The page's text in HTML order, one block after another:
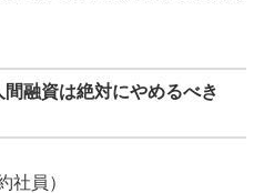
融資は絶対にやめるべき
社員）